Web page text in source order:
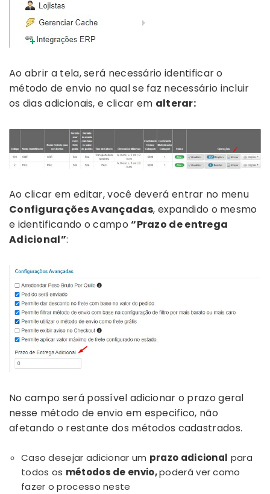
Ao abrir a tela, será necessário identificar o
método de envio no qual se faz necessário incluir
os dias adicionais, e clicar em alterar:
Ao clicar em editar, você deverá entrar no menu
Configurações Avançadas, expandido o mesmo
e identificando o campo“Prazo de entrega
Adicional”:
No campo será possível adicionar o prazo geral
nesse método de envio em especifico, não
afetando o restante dos métodos cadastrados.
Caso desejar adicionar um prazo adicional para
todos os métodos de envio,poderá ver como
fazer o processo neste